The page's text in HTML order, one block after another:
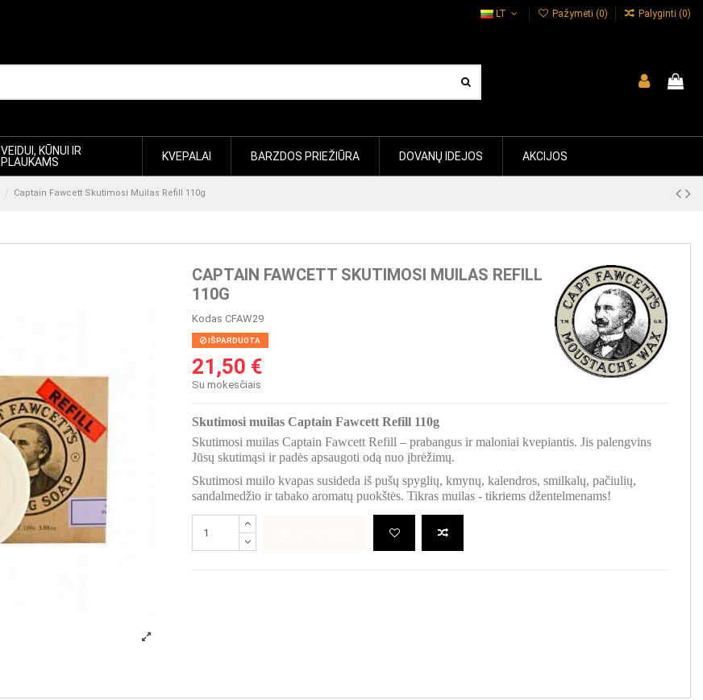
LT Pažymėti (0) Palyginti (0)
VEIDUI, KŪNUI IR
PLAUKAMS
KVEPALAI BARZDOS PRIEŽIŪRA DOVANŲ IDEJOS AKCIJOS
Captain Fawcett Skutimosi Muilas Refill 110g
CAPTAIN FAWCETT SKUTIMOSI MUILAS REFILL
110G
Kodas CFAW29
IŠPARDUOTA
21,50 €
Su mokesčiais
Skutimosi muilas Captain Fawcett Refill 110g
Skutimosi muilas Captain Fawcett Refill – prabangus ir maloniai kvepiantis. Jis palengvins
Jūsų skutimąsi ir padės apsaugoti odą nuo įbrėžimų.
Skutimosi muilo kvapas susideda iš pušų spyglių, kmynų, kalendros, smilkalų, pačiulių,
sandalmedžio ir tabako aromatų puokštės. Tikras muilas - tikriems džentelmenams!